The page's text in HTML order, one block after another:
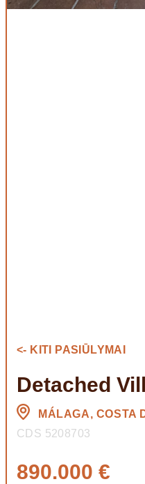
<- KITI PASIŪLYMAI
Detached
MÁLAGA, COSTA
CDS 5208703
890.000 €